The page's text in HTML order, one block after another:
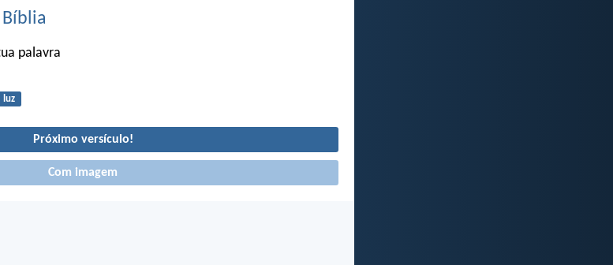
palavra
luz
Próximo versículo!
Com imagem